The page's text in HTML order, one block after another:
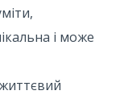
і може